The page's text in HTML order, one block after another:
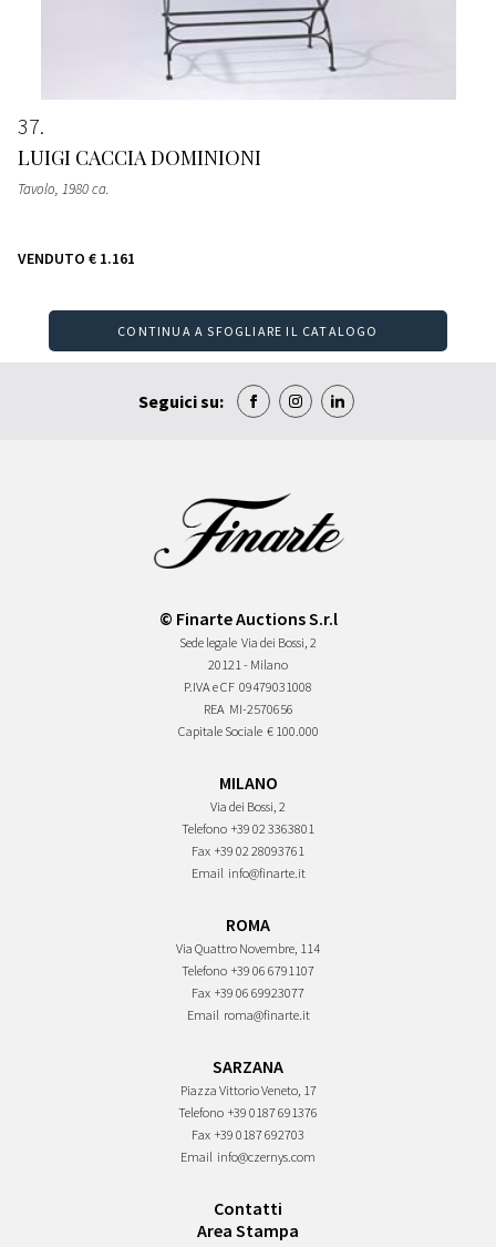
37
LUIGI CACCIA DOMINIONI
Tavolo, 1980 ca.
VENDUTO € 1.161
CONTINUA A SFOGLIARE IL CATALOGO
Seguici su:
© Finarte Auctions S.r.l
Sede legale Via dei Bossi, 2
20121 - Milano
P.IVA e CF 09479031008
REA MI-2570656
Capitale Sociale € 100.000
MILANO
Via dei Bossi, 2
Telefono +39 02 3363801
Fax +39 02 28093761
Email info@finarte.it
ROMA
Via Quattro Novembre, 114
Telefono +39 06 6791107
Fax +39 06 69923077
Email roma@finarte.it
SARZANA
Piazza Vittorio Veneto, 17
Telefono +39 0187 691376
Fax +39 0187 692703
Email info@czernys.com
Contatti
Area Stampa